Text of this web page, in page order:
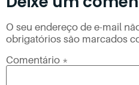
O seu endereço de e-mail
obrigatórios são marcados
Comentário *